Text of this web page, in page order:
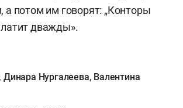
а потом им говорят: „Конторы
дважды».
Динара Нургалеева, Валентина